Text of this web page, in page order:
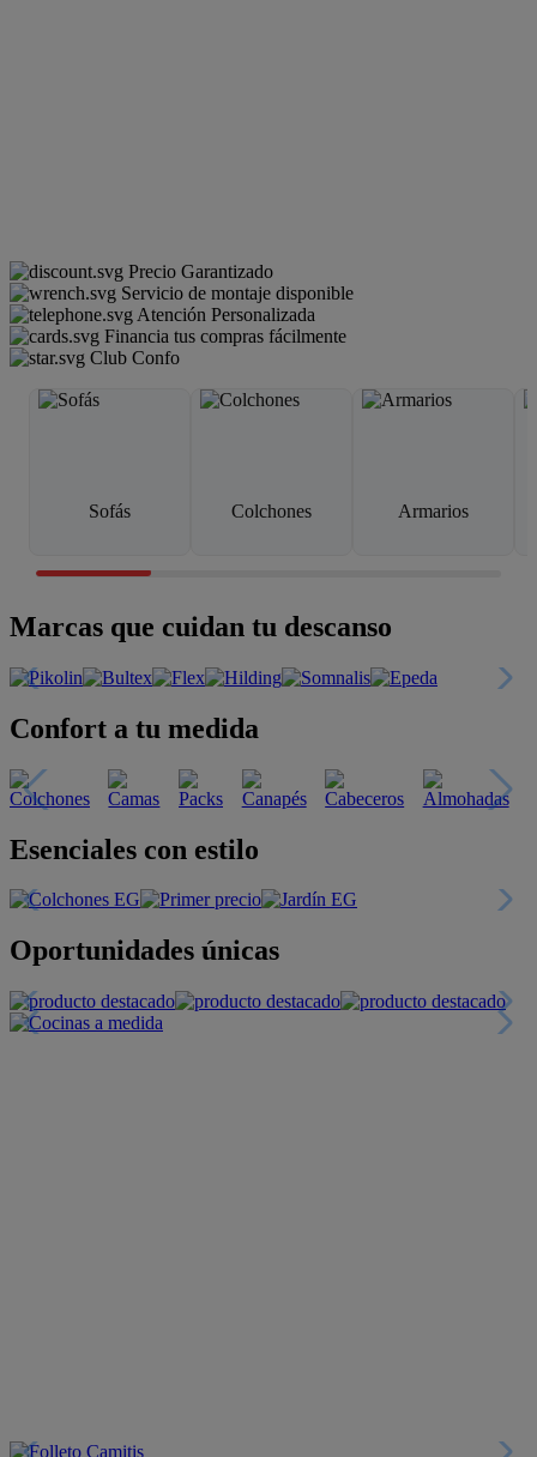
Precio Garantizado
Servicio de montaje disponible
Atención Personalizada
Financia tus compras fácilmente
Club Confo
Sofás Colchones Armarios
Marcas que cuidan tu descanso
Confort a tu medida
Esenciales con estilo
Oportunidades únicas